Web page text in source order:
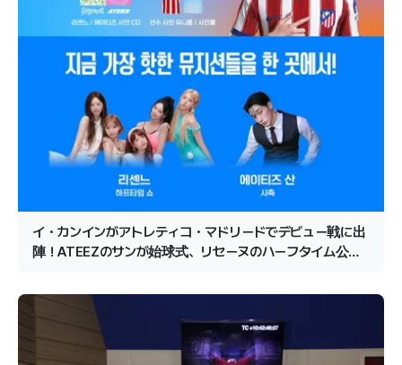
イ・カンインがアトレティコ・マドリードでデビュー戦に出
陣！ATEEZのサンが始球式、リセーヌのハーフタイム公演